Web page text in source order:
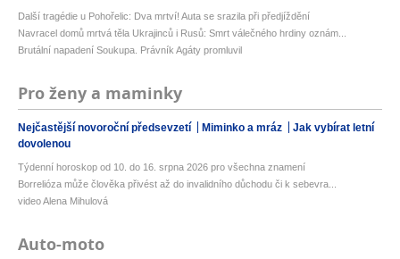
Další tragédie u Pohořelic: Dva mrtví! Auta se srazila při předjíždění
Navracel domů mrtvá těla Ukrajinců i Rusů: Smrt válečného hrdiny oznám...
Brutální napadení Soukupa. Právník Agáty promluvil
Pro ženy a maminky
Nejčastější novoroční předsevzetí Miminko a mráz
Jak vybírat letní
dovolenou
Týdenní horoskop od 10. do 16. srpna 2026 pro všechna znamení
Borrelióza může člověka přivést až do invalidního důchodu či k sebevra...
video Alena Mihulová
Auto-moto